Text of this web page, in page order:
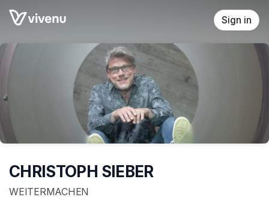
Skip header
Sign in
CHRISTOPH SIEBER
WEITERMACHEN